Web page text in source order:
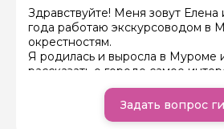
Здравствуйте! Меня зовут Елена
года работаю экскурсоводом в
окрестностям.
Я родилась и выросла в Муроме
рассказать о городе самое
Я сотрудничаю с
Мурома и многих уголков нашей
раз стараюсь, чтобы туристы
Задать вопрос
Задайте свой вопрос гиду
Как вас зовут
Ваша электронная почта